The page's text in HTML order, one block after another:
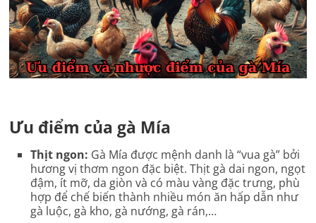
Ưu điểm của gà Mía
Thịt ngon: Gà Mía được mệnh danh là “vua gà” bởi
hương vị thơm ngon đặc biệt. Thịt gà dai ngon, ngọt
đậm, ít mỡ, da giòn và có màu vàng đặc trưng, phù
hợp để chế biến thành nhiều món ăn hấp dẫn như
gà luộc, gà kho, gà nướng, gà rán,…